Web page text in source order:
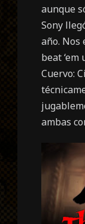
aunque
Sony
año.
beat
Cuervo:
ambas